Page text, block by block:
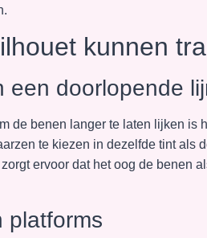
kunnen
een doorlopende
de benen langer te laten lijken is
te kiezen in dezelfde tint als
ervoor dat het oog de benen
platforms